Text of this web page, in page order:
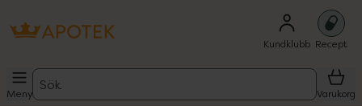
Kundklubb Recept
Meny
Sök
Varukorg